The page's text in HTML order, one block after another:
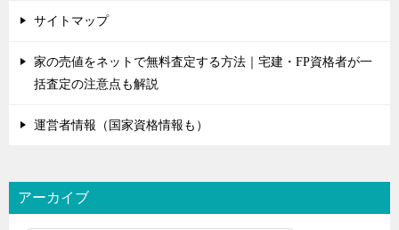
サイトマップ
家の売値をネットで無料査定する方法｜宅建・FP資格者が一
括査定の注意点も解説
運営者情報（国家資格情報も）
アーカイブ